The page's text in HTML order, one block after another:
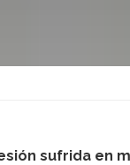
sufrida en